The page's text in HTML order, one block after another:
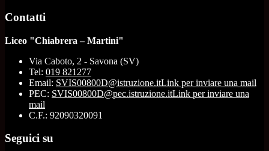
Contatti
Liceo "Chiabrera – Martini"
Via Caboto, 2 - Savona (SV)
Tel: 019 821277
Email: SVIS00800D@istruzione.itLink per inviare una mail
PEC: SVIS00800D@pec.istruzione.itLink per inviare una
mail
C.F.: 92090320091
Seguici su